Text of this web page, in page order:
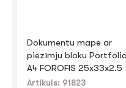
Reģistrs 8cm melns
FOROFIS
Artikuls: 91060